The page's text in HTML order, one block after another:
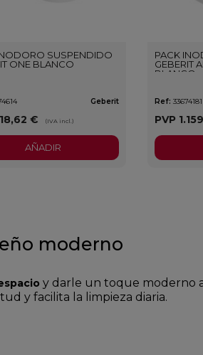
SUSPENDIDO
ONE BLANCO
Geberit
€ (IVA incl.)
AÑADIR
PACK
GEBERIT
BLANCO
Ref: 33674181
PVP
moderno
y darle un toque moderno
y facilita la limpieza diaria.